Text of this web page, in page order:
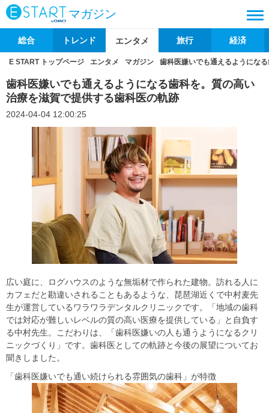
マガジン
総合 トレンド エンタメ 旅行 経済
E START トップページ エンタメ マガジン 歯科医嫌いでも通えるようにな
歯科医嫌いでも通えるようになる歯科を。質の高い
治療を滋賀で提供する歯科医の軌跡
2024-04-04 12:00:25
広い庭に、ログハウスのような無垢材で作られた建物。訪れる人に
カフェだと勘違いされることもあるような、琵琶湖近くで中村麦先
生が運営しているワラワラデンタルクリニックです。「地域の歯科
では対応が難しいレベルの質の高い医療を提供している」と自負す
る中村先生。こだわりは、「歯科医嫌いの人も通うようになるクリ
ニックづくり」です。歯科医としての軌跡と今後の展望についてお
聞きしました。
「歯科医嫌いでも通い続けられる雰囲気の歯科」が特徴